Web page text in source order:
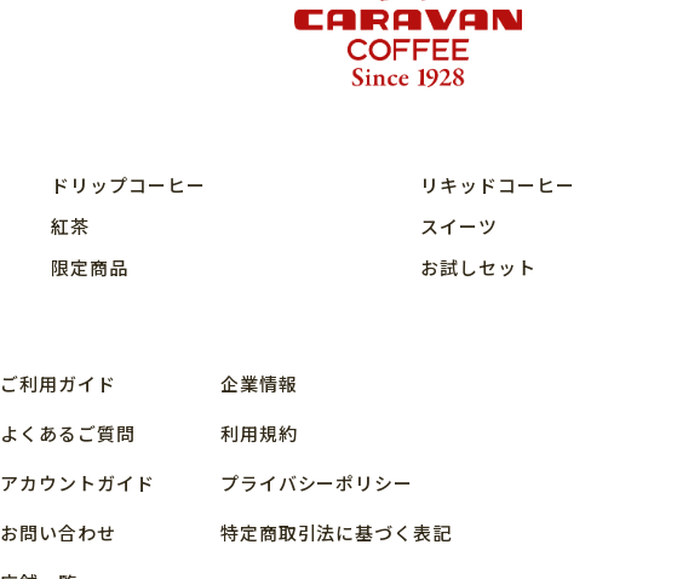
ドリップコーヒー リキッドコーヒー
紅茶 スイーツ
限定商品 お試しセット
ご利用ガイド
よくあるご質問
アカウントガイド
お問い合わせ
企業情報
利用規約
プライバシーポリシー
特定商取引法に基づく表記